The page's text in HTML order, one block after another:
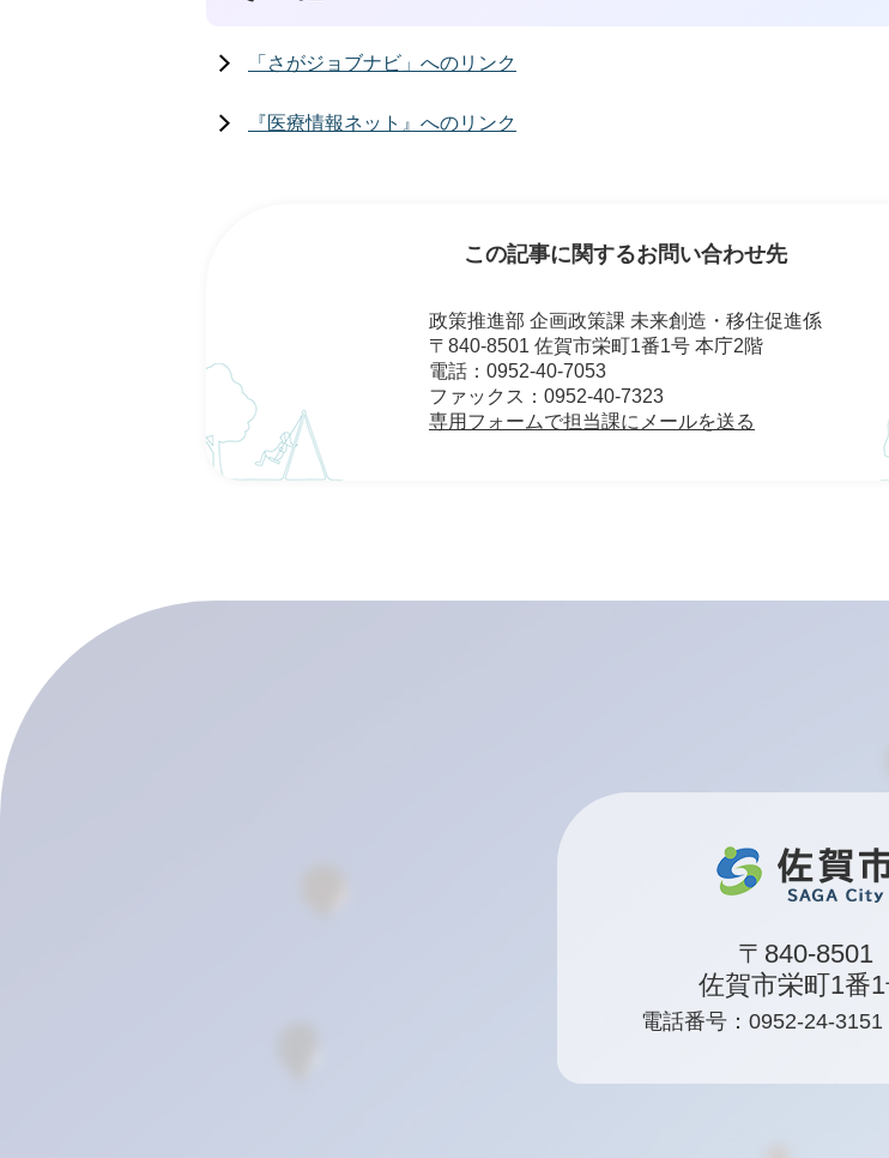
「さがジョブナビ」へのリンク
『医療情報ネット』へのリンク
この記事に関するお問い合わせ先
政策推進部 企画政策課 未来創造・移住促進係
〒840-8501 佐賀市栄町1番1号 本庁2階
電話：0952-40-7053
ファックス：0952-40-7323
専用フォームで担当課にメールを送る
〒840-8501
佐賀市栄町1番
電話番号：0952-24-3151